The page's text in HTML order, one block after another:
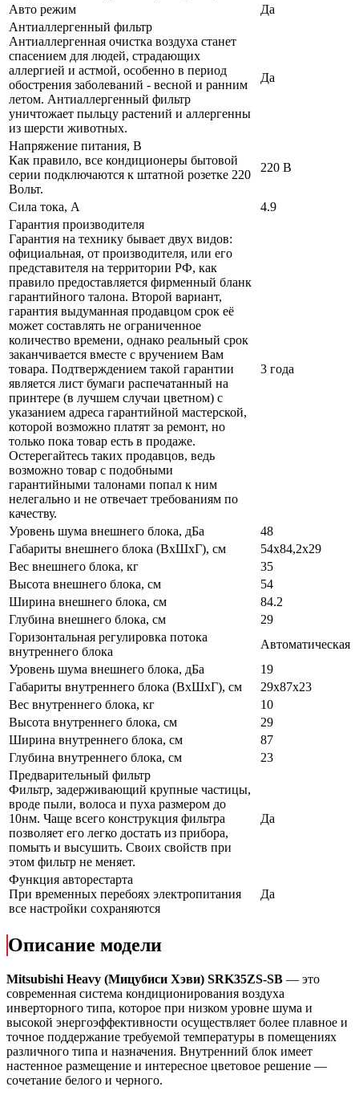
Авто режим
Да
Антиаллергенный фильтр
Антиаллергенная очистка воздуха станет
спасением для людей, страдающих
аллергией и астмой, особенно в период
обострения заболеваний - весной и ранним
летом. Антиаллергенный фильтр
уничтожает пыльцу растений и аллергенны
из шерсти животных.
Да
Напряжение питания, В
Как правило, все кондиционеры бытовой
серии подключаются к штатной розетке 220
Вольт.
220 В
Сила тока, А
4.9
Гарантия производителя
Гарантия на технику бывает двух видов:
официальная, от производителя, или его
представителя на территории РФ, как
правило предоставляется фирменный бланк
гарантийного талона. Второй вариант,
гарантия выдуманная продавцом срок её
может составлять не ограниченное
количество времени, однако реальный срок
заканчивается вместе с вручением Вам
товара. Подтверждением такой гарантии
является лист бумаги распечатанный на
принтере (в лучшем случаи цветном) с
указанием адреса гарантийной мастерской,
которой возможно платят за ремонт, но
только пока товар есть в продаже.
Остерегайтесь таких продавцов, ведь
возможно товар с подобными
гарантийными талонами попал к ним
нелегально и не отвечает требованиям по
качеству.
3 года
Уровень шума внешнего блока, дБа
48
Габариты внешнего блока (ВхШхГ), см
54х84,2х29
Вес внешнего блока, кг
35
Высота внешнего блока, см
54
Ширина внешнего блока, см
84.2
Глубина внешнего блока, см
29
Горизонтальная регулировка потока
внутреннего блока
Автоматическая
Уровень шума внешнего блока, дБа
19
Габариты внутреннего блока (ВхШхГ), см
29x87x23
Вес внутреннего блока, кг
10
Высота внутреннего блока, см
29
Ширина внутреннего блока, см
87
Глубина внутреннего блока, см
23
Предварительный фильтр
Фильтр, задерживающий крупные частицы,
вроде пыли, волоса и пуха размером до
10нм. Чаще всего конструкция фильтра
позволяет его легко достать из прибора,
помыть и высушить. Своих свойств при
этом фильтр не меняет.
Да
Функция авторестарта
При временных перебоях электропитания
все настройки сохраняются
Да
Описание модели
Mitsubishi Heavy (Мицубиси Хэви) SRK35ZS-SB — это
современная система кондиционирования воздуха
инверторного типа, которое при низком уровне шума и
высокой энергоэффективности осуществляет более плавное и
точное поддержание требуемой температуры в помещениях
различного типа и назначения. Внутренний блок имеет
настенное размещение и интересное цветовое решение —
сочетание белого и черного.